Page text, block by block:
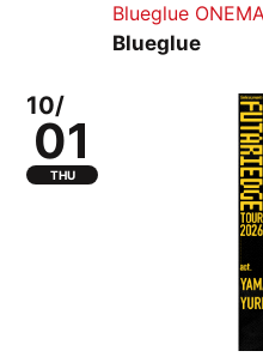
Blueglue
Blueglue
10/
01
THU